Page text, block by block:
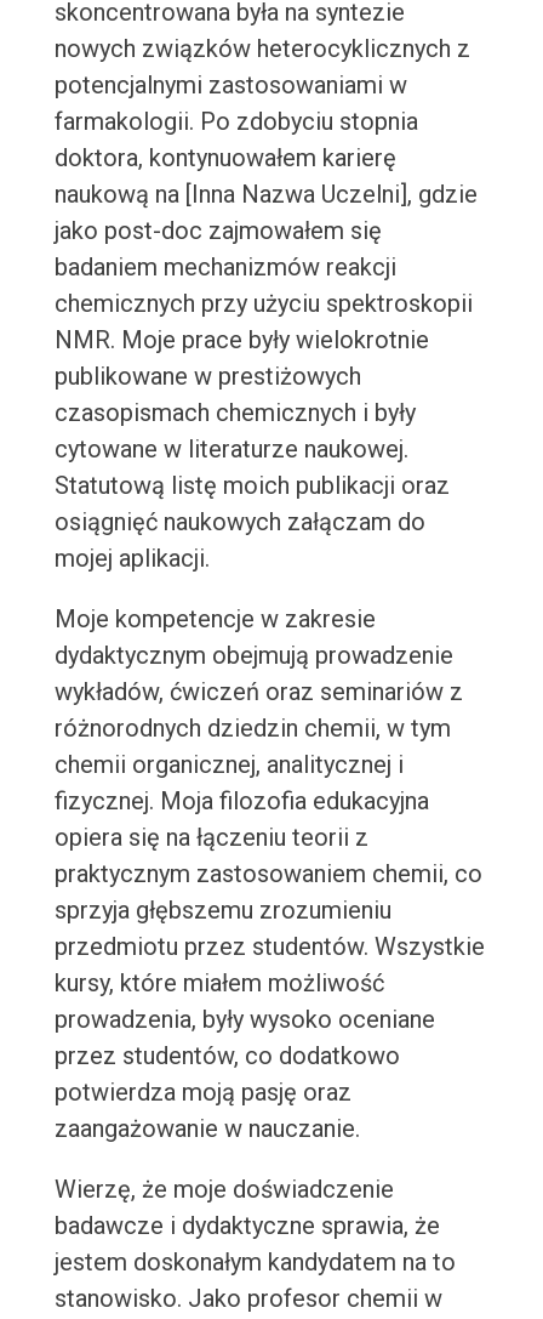
skoncentrowana była na syntezie
nowych związków heterocyklicznych z
potencjalnymi zastosowaniami w
farmakologii. Po zdobyciu stopnia
doktora, kontynuowałem karierę
naukową na [Inna Nazwa Uczelni], gdzie
jako post-doc zajmowałem się
badaniem mechanizmów reakcji
chemicznych przy użyciu spektroskopii
NMR. Moje prace były wielokrotnie
publikowane w prestiżowych
czasopismach chemicznych i były
cytowane w literaturze naukowej.
Statutową listę moich publikacji oraz
osiągnięć naukowych załączam do
mojej aplikacji.
Moje kompetencje w zakresie
dydaktycznym obejmują prowadzenie
wykładów, ćwiczeń oraz seminariów z
różnorodnych dziedzin chemii, w tym
chemii organicznej, analitycznej i
fizycznej. Moja filozofia edukacyjna
opiera się na łączeniu teorii z
praktycznym zastosowaniem chemii, co
sprzyja głębszemu zrozumieniu
przedmiotu przez studentów. Wszystkie
kursy, które miałem możliwość
prowadzenia, były wysoko oceniane
przez studentów, co dodatkowo
potwierdza moją pasję oraz
zaangażowanie w nauczanie.
Wierzę, że moje doświadczenie
badawcze i dydaktyczne sprawia, że
jestem doskonałym kandydatem na to
stanowisko. Jako profesor chemii w